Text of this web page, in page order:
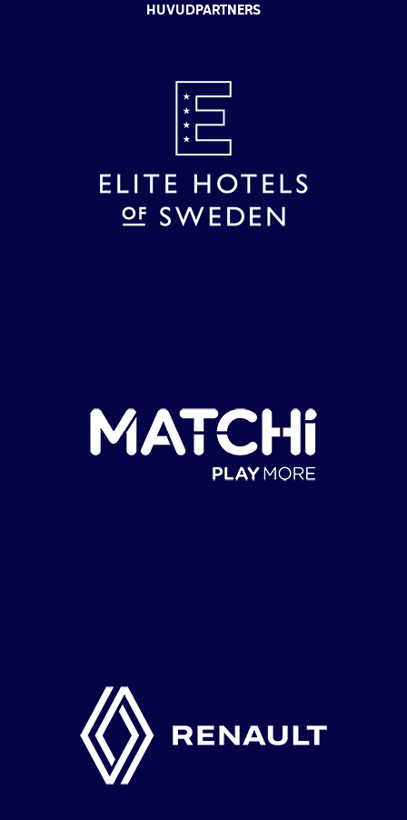
HUVUDPARTNERS